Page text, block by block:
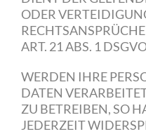
ODER
ART. 21 ABS. 1
WERDEN IHRE
DATEN
ZU BETREIBEN, SO
JEDERZEIT